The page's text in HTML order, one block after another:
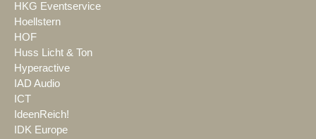
HKG Eventservice
Hoellstern
HOF
Huss Licht & Ton
Hyperactive
IAD Audio
ICT
IdeenReich!
IDK Europe